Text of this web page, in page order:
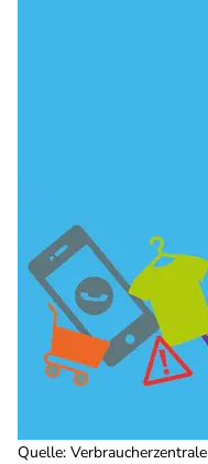
Quelle: Verbraucherzentrale